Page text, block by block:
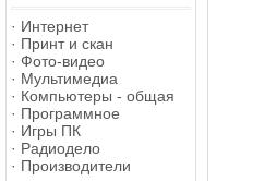
· Интернет
· Принт и скан
· Фото-видео
· Мультимедиа
· Компьютеры - общая
· Программное
· Игры ПК
· Радиодело
· Производители